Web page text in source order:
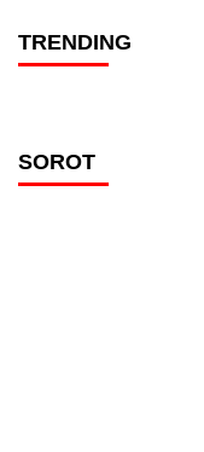
TRENDING
SOROT